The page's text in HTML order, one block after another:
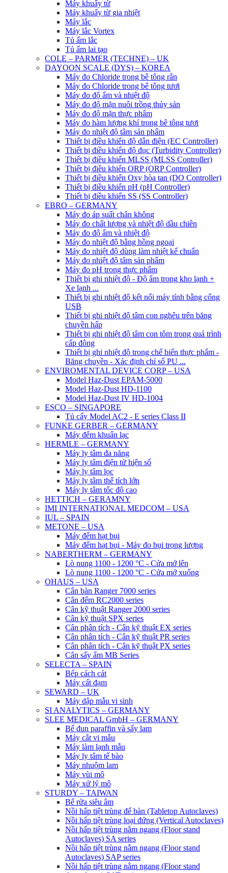
Máy khuấy từ
Máy khuấy từ gia nhiệt
Máy lắc
Máy lắc Vortex
Tủ ấm lắc
Tủ ấm lai tạo
COLE – PARMER (TECHNE) – UK
DAYOON SCALE (DYS) – KOREA
Máy đo Chloride trong bê tông rắn
Máy đo Chloride trong bê tông tươi
Máy đo độ ẩm và nhiệt độ
Máy đo độ mặn nuôi trồng thủy sản
Máy đo độ mặn thực phẩm
Máy đo hàm lượng khí trong bê tông tươi
Máy đo nhiệt độ tâm sản phẩm
Thiết bị điều khiển độ dẫn điện (EC Controller)
Thiết bị điều khiển độ đục (Turbidity Controller)
Thiết bị điều khiển MLSS (MLSS Controller)
Thiết bị điều khiển ORP (ORP Controller)
Thiết bị điều khiển Oxy hòa tan (DO Controller)
Thiết bị điều khiển pH (pH Controller)
Thiết bị điều khiển SS (SS Controller)
EBRO – GERMANY
Máy đo áp suất chân không
Máy đo chất lượng và nhiệt độ dầu chiên
Máy đo độ ẩm và nhiệt độ
Máy đo nhiệt độ bằng hồng ngoại
Máy đo nhiệt độ dùng làm nhiệt kế chuẩn
Máy đo nhiệt độ tâm sản phẩm
Máy đo pH trong thực phẩm
Thiết bị ghi nhiệt độ - Độ ẩm trong kho lạnh +
Xe lạnh ...
Thiết bị ghi nhiệt độ kết nối máy tính bằng cổng
USB
Thiết bị ghi nhiệt độ tâm con nghêu trên băng
chuyền hấp
Thiết bị ghi nhiệt độ tâm con tôm trong quá trình
cấp đông
Thiết bị ghi nhiệt độ trong chế biến thực phẩm -
Băng chuyền - Xác định chỉ số PU ...
ENVIROMENTAL DEVICE CORP – USA
Model Haz-Dust EPAM-5000
Model Haz-Dust HD-1100
Model Haz-Dust IV HD-1004
ESCO – SINGAPORE
Tủ cấy Model AC2 - E series Class II
FUNKE GERBER – GERMANY
Máy đếm khuẩn lạc
HERMLE – GERMANY
Máy ly tâm đa năng
Máy ly tâm điện tử hiện số
Máy ly tâm lọc
Máy ly tâm thể tích lớn
Máy ly tâm tốc độ cao
HETTICH – GERAMNY
IMI INTERNATIONAL MEDCOM – USA
IUL – SPAIN
METONE – USA
Máy đếm hạt bụi
Máy đếm hạt bụi - Máy đo bụi trọng lượng
NABERTHERM – GERMANY
Lò nung 1100 - 1200 °C - Cửa mở lên
Lò nung 1100 - 1200 °C - Cửa mở xuống
OHAUS – USA
Cân bàn Ranger 7000 series
Cân đếm RC2000 series
Cân kỹ thuật Ranger 2000 series
Cân kỹ thuật SPX series
Cân phân tích - Cân kỹ thuật EX series
Cân phân tích - Cân kỹ thuật PR series
Cân phân tích - Cân kỹ thuật PX series
Cân sấy ẩm MB Series
SELECTA – SPAIN
Bếp cách cát
Máy cất đạm
SEWARD – UK
Máy dập mẫu vi sinh
SI ANALYTICS – GERMANY
SLEE MEDICAL GmbH – GERMANY
Bể đun paraffin và sấy lam
Máy cắt vi mẫu
Máy làm lạnh mẫu
Máy ly tâm tế bào
Máy nhuộm lam
Máy vùi mô
Máy xử lý mô
STURDY – TAIWAN
Bể rửa siêu âm
Nồi hấp tiệt trùng để bàn (Tabletop Autoclaves)
Nồi hấp tiệt trùng loại đứng (Vertical Autoclaves)
Nồi hấp tiệt trùng nằm ngang (Floor stand
Autoclaves) SA series
Nồi hấp tiệt trùng nằm ngang (Floor stand
Autoclaves) SAP series
Nồi hấp tiệt trùng nằm ngang (Floor stand